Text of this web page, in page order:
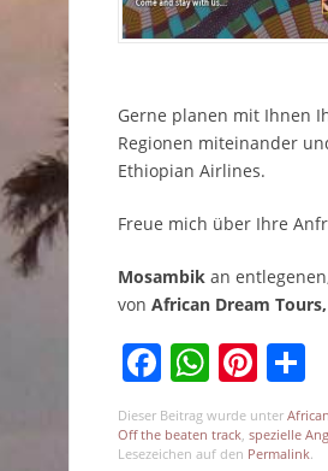
Gerne planen mit Ihnen
Regionen miteinander
Ethiopian Airlines.
Freue mich über Ihre
Mosambik an
von African Dream Tours,
Facebook
Dieser Beitrag wurde unter
Off the beaten track, spezielle
Lesezeichen auf den Permalink.